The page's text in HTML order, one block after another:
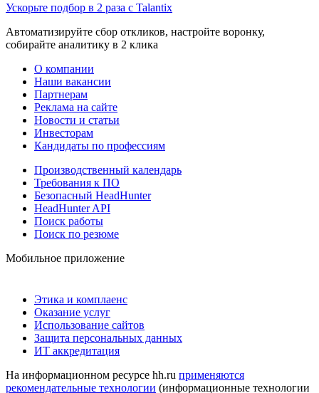
Ускорьте подбор в 2 раза с Talantix
Автоматизируйте сбор откликов, настройте воронку,
собирайте аналитику в 2 клика
О компании
Наши вакансии
Партнерам
Реклама на сайте
Новости и статьи
Инвесторам
Кандидаты по профессиям
Производственный календарь
Требования к ПО
Безопасный HeadHunter
HeadHunter API
Поиск работы
Поиск по резюме
Мобильное приложение
Этика и комплаенс
Оказание услуг
Использование сайтов
Защита персональных данных
ИТ аккредитация
На информационном ресурсе hh.ru применяются
рекомендательные технологии (информационные технологии